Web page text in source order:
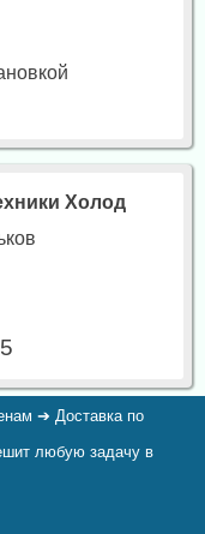
Холод
➔ Доставка по
любую задачу в